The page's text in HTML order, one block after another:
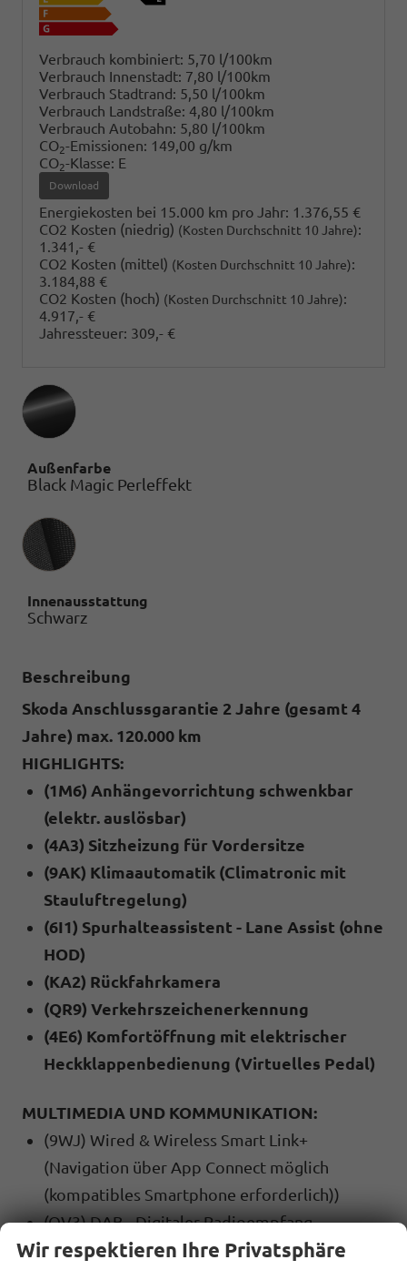
Verbrauch kombiniert: 5,70 l/100km
Verbrauch Innenstadt: 7,80 l/100km
Verbrauch Stadtrand: 5,50 l/100km
Verbrauch Landstraße: 4,80 l/100km
Verbrauch Autobahn: 5,80 l/100km
CO2-Emissionen: 149,00 g/km
CO2-Klasse: E
Download
Energiekosten bei 15.000 km pro Jahr: 1.376,55 €
CO2 Kosten (niedrig) (Kosten Durchschnitt 10 Jahre):
1.341,- €
CO2 Kosten (mittel) (Kosten Durchschnitt 10 Jahre):
3.184,88 €
CO2 Kosten (hoch) (Kosten Durchschnitt 10 Jahre):
4.917,- €
Jahressteuer: 309,- €
Außenfarbe
Black Magic Perleffekt
Innenausstattung
Innenausstattung
Schwarz
Beschreibung
Skoda Anschlussgarantie 2 Jahre (gesamt 4
Jahre) max. 120.000 km
HIGHLIGHTS:
(1M6) Anhängevorrichtung schwenkbar
(elektr. auslösbar)
(4A3) Sitzheizung für Vordersitze
(9AK) Klimaautomatik (Climatronic mit
Stauluftregelung)
(6I1) Spurhalteassistent - Lane Assist (ohne
HOD)
(KA2) Rückfahrkamera
(QR9) Verkehrszeichenerkennung
(4E6) Komfortöffnung mit elektrischer
Heckklappenbedienung (Virtuelles Pedal)
MULTIMEDIA UND KOMMUNIKATION:
(9WJ) Wired & Wireless Smart Link+
(Navigation über App Connect möglich
(kompatibles Smartphone erforderlich))
(QV3) DAB - Digitaler Radioempfang
(U9C) 2 USB-C Anschlüsse vorne und 2 hinten
Wir respektieren Ihre Privatsphäre